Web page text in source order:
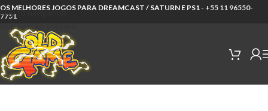
Skip to navigation
Skip to main content
OS MELHORES JOGOS PARA DREAMCAST / SATURN E PS1 - +55 11 96550-
7751